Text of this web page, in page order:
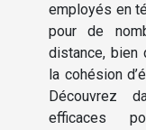
employés en
pour de
distance, bien
la cohésion
Découvrez
efficaces